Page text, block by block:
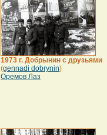
1973 г. Добрынин с друзьями
(gennadi dobrynin)
Оремов Лаз